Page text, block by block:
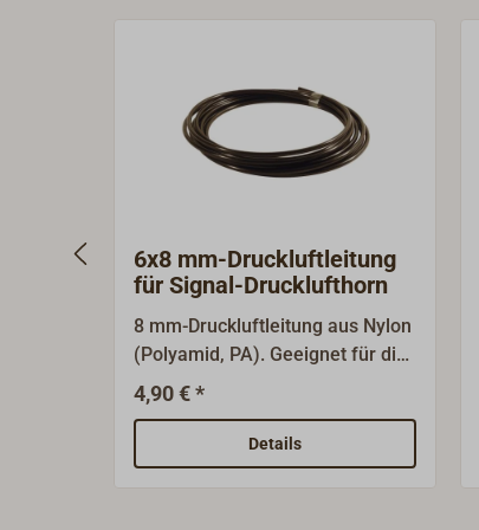
6x8 mm-Druckluftleitung
für Signal-Drucklufthorn
8 mm-Druckluftleitung aus Nylon
(Polyamid, PA). Geeignet für die
Verwendung an einem Signal-
Drucklufthorn oder andere
Druckluft-Anwendungen.Die
Materialstärke beträgt 1 mm, der
4,90 € *
Details